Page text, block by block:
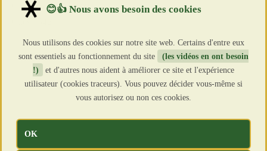
Création : 16 Mai 2026
Nous utilisons des cookies sur notre site web. Certains d'entre eux
sont essentiels au fonctionnement du site
(les vidéos en ont besoin
!)
et d'autres nous aident à améliorer ce site et l'expérience
utilisateur (cookies traceurs). Vous pouvez décider vous-même si
vous autorisez ou non ces cookies.
OK